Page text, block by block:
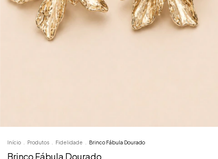
Início Produtos Fidelidade Brinco Fábula Dourado
Brinco Fábula Dourado